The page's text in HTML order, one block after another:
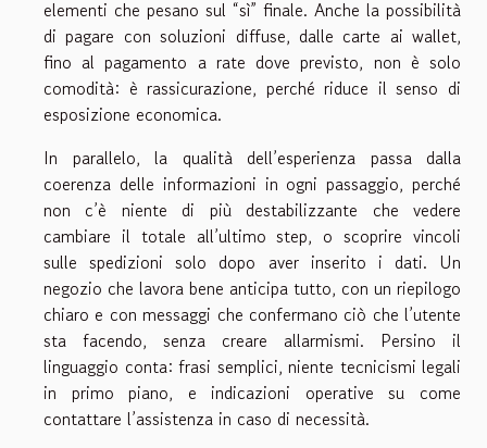
elementi che pesano sul “sì” finale. Anche la possibilità
di pagare con soluzioni diffuse, dalle carte ai wallet,
fino al pagamento a rate dove previsto, non è solo
comodità: è rassicurazione, perché riduce il senso di
esposizione economica.
In parallelo, la qualità dell’esperienza passa dalla
coerenza delle informazioni in ogni passaggio, perché
non c’è niente di più destabilizzante che vedere
cambiare il totale all’ultimo step, o scoprire vincoli
sulle spedizioni solo dopo aver inserito i dati. Un
negozio che lavora bene anticipa tutto, con un riepilogo
chiaro e con messaggi che confermano ciò che l’utente
sta facendo, senza creare allarmismi. Persino il
linguaggio conta: frasi semplici, niente tecnicismi legali
in primo piano, e indicazioni operative su come
contattare l’assistenza in caso di necessità.